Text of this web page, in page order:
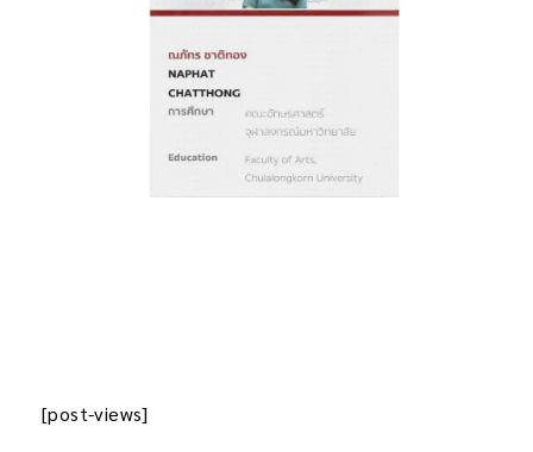
[post-views]